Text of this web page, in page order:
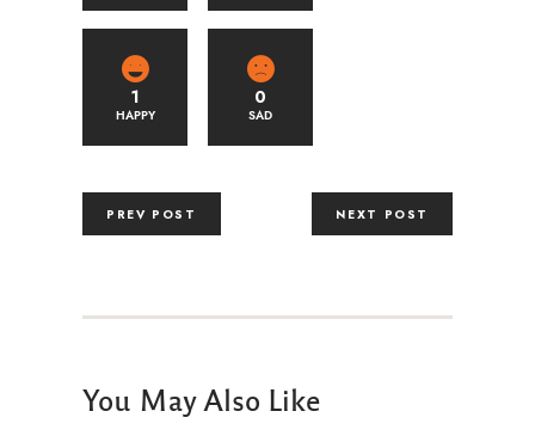
1
HAPPY
0
SAD
PREV POST NEXT POST
You May Also Like